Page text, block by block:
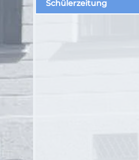
Schülerzeitung